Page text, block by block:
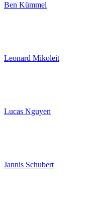
Ben Kümmel
Leonard Mikoleit
Lucas Nguyen
Jannis Schubert